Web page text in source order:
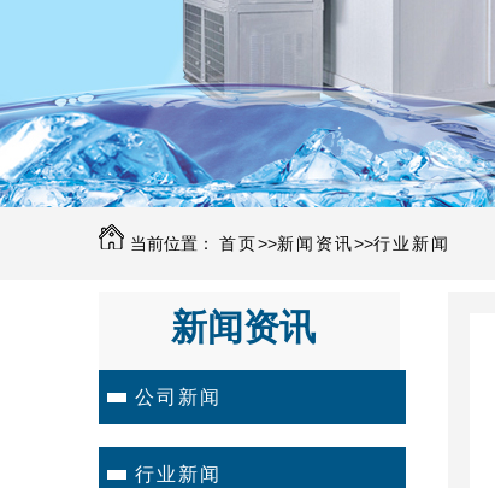
当前位置： 首页>>新闻资讯>>行业新闻
新闻资讯
公司新闻
行业新闻